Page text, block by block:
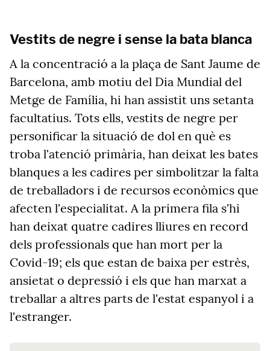
Vestits de negre i sense la bata blanca
A la concentració a la plaça de Sant Jaume de
Barcelona, amb motiu del Dia Mundial del
Metge de Família, hi han assistit uns setanta
facultatius. Tots ells, vestits de negre per
personificar la situació de dol en què es
troba l'atenció primària, han deixat les bates
blanques a les cadires per simbolitzar la falta
de treballadors i de recursos econòmics que
afecten l'especialitat. A la primera fila s'hi
han deixat quatre cadires lliures en record
dels professionals que han mort per la
Covid-19; els que estan de baixa per estrès,
ansietat o depressió i els que han marxat a
treballar a altres parts de l'estat espanyol i a
l'estranger.